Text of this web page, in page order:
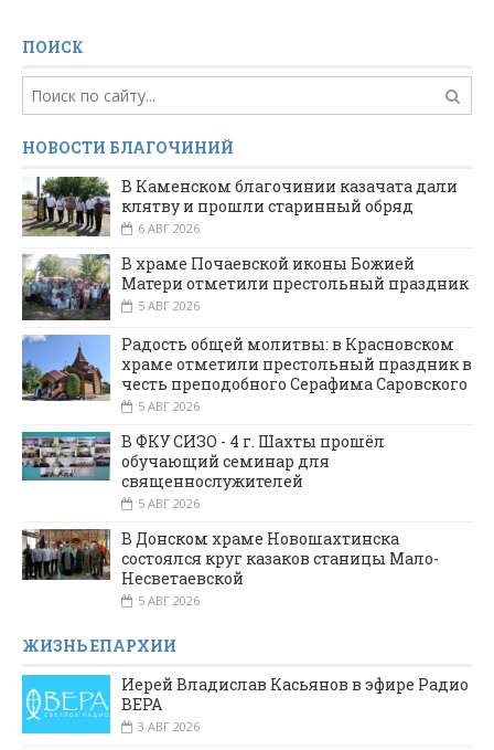
ПОИСК
НОВОСТИ БЛАГОЧИНИЙ
В Каменском благочинии казачата дали
клятву и прошли старинный обряд
6 АВГ 2026
В храме Почаевской иконы Божией
Матери отметили престольный праздник
5 АВГ 2026
Радость общей молитвы: в Красновском
храме отметили престольный праздник в
честь преподобного Серафима Саровского
5 АВГ 2026
В ФКУ СИЗО - 4 г. Шахты прошёл
обучающий семинар для
священнослужителей
5 АВГ 2026
В Донском храме Новошахтинска
состоялся круг казаков станицы Мало-
Несветаевской
5 АВГ 2026
ЖИЗНЬ ЕПАРХИИ
Иерей Владислав Касьянов в эфире Радио
ВЕРА
3 АВГ 2026